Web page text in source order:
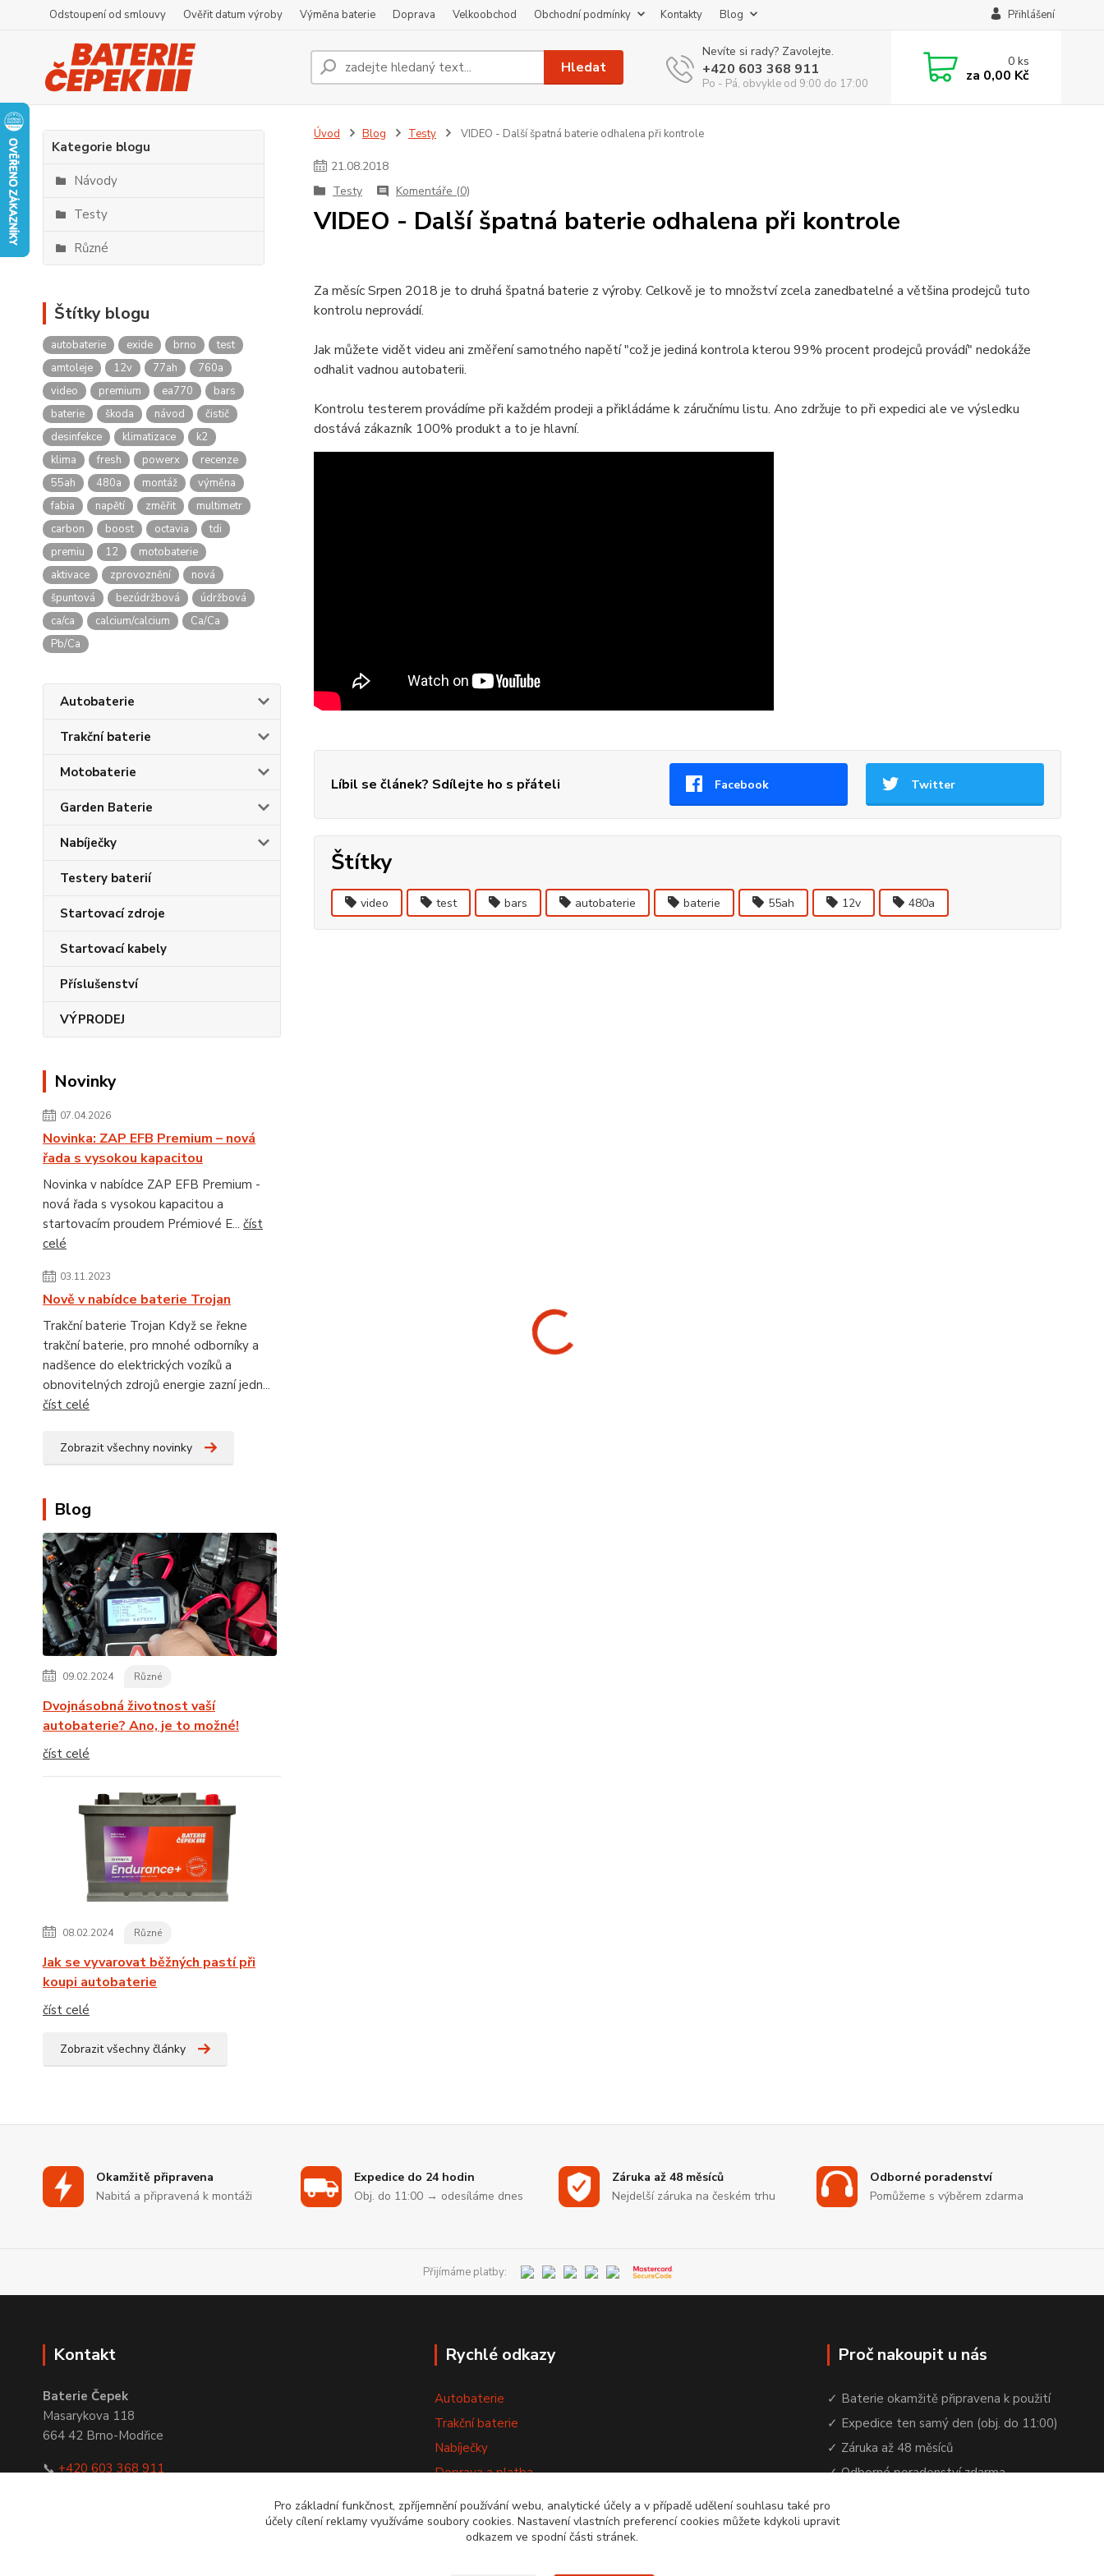
Odstoupení od smlouvy Ověřit datum výroby Výměna baterie Doprava Velkoobchod Obchodní podmínky Kontakty Blog Přihlášení
Hledat
Nevíte si rady? Zavolejte.
+420 603 368 911
Po - Pá, obvykle od 9:00 do 17:00
0ks
za 0,00 Kč
Kategorie blogu
Návody
Testy
Různé
Štítky blogu
autobaterie exide brno
test
amtoleje
12v 77ah
760a
video
premium ea770
bars
baterie
škoda návod
čistič
desinfekce
klimatizace
k2
klima
fresh powerx
recenze
55ah
480a montáž
výměna
fabia
napětí změřit
multimetr
carbon
boost octavia
tdi
premiu
12
motobaterie
aktivace
zprovoznění
nová
špuntová
bezúdržbová
údržbová
ca/ca
calcium/calcium
Ca/Ca
Pb/Ca
Autobaterie
Trakční baterie
Motobaterie
Garden Baterie
Nabíječky
Testery baterií
Startovací zdroje
Startovací kabely
Příslušenství
VÝPRODEJ
Novinky
07.04.2026
Novinka: ZAP EFB Premium – nová
řada s vysokou kapacitou
Novinka v nabídce ZAP EFB Premium -
nová řada s vysokou kapacitou a
startovacím proudem Prémiové E... číst
celé
03.11.2023
Nově v nabídce baterie Trojan
Trakční baterie Trojan Když se řekne
trakční baterie, pro mnohé odborníky a
nadšence do elektrických vozíků a
obnovitelných zdrojů energie zazní jedn...
číst celé
Zobrazit všechny novinky
Blog
09.02.2024 Různé
Dvojnásobná životnost vaší
autobaterie? Ano, je to možné!
číst celé
08.02.2024 Různé
Jak se vyvarovat běžných pastí při
koupi autobaterie
číst celé
Zobrazit všechny články
Úvod Blog Testy VIDEO - Další špatná baterie odhalena při kontrole
21.08.2018
Testy
Komentáře (0)
VIDEO - Další špatná baterie odhalena při kontrole
Za měsíc Srpen 2018 je to druhá špatná baterie z výroby. Celkově je to množství zcela zanedbatelné a většina prodejců tuto
kontrolu neprovádí.
Jak můžete vidět videu ani změření samotného napětí "což je jediná kontrola kterou 99% procent prodejců provádí" nedokáže
odhalit vadnou autobaterii.
Kontrolu testerem provádíme při každém prodeji a přikládáme k záručnímu listu. Ano zdržuje to při expedici ale ve výsledku
dostává zákazník 100% produkt a to je hlavní.
Líbil se článek? Sdílejte ho s přáteli Facebook Twitter
Štítky
video test bars autobaterie baterie 55ah 12v 480a
Okamžitě připravena
Nabitá a připravená k montáži
Expedice do 24 hodin
Obj. do 11:00 → odesíláme dnes
Záruka až 48 měsíců
Nejdelší záruka na českém trhu
Odborné poradenství
Pomůžeme s výběrem zdarma
Přijímáme platby:
Kontakt
Baterie Čepek
Masarykova 118
664 42 Brno-Modřice
📞+420 603 368 911
Rychlé odkazy
Autobaterie
Trakční baterie
Nabíječky
Doprava a platba
Výměna baterie
Obchodní podmínky
Proč nakoupit u nás
✓ Baterie okamžitě připravena k použití
✓ Expedice ten samý den (obj. do 11:00)
✓ Záruka až 48 měsíců
✓ Odborné poradenství zdarma
✓ YouTube kanál s návody a testy baterií
Pro základní funkčnost, zpříjemnění používání webu, analytické účely a v případě udělení souhlasu také pro
účely cílení reklamy využíváme soubory cookies. Nastavení vlastních preferencí cookies můžete kdykoli upravit
odkazem ve spodní části stránek.